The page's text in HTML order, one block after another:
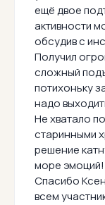
ещё двое
активности
обсудив с
Получил
сложный
потихоньку
надо
Не хватало
старинными
решение
море эмоций!
Спасибо
всем